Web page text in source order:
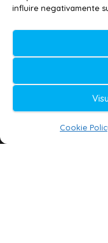
influire negativamente
Cookie
Testata
Editore